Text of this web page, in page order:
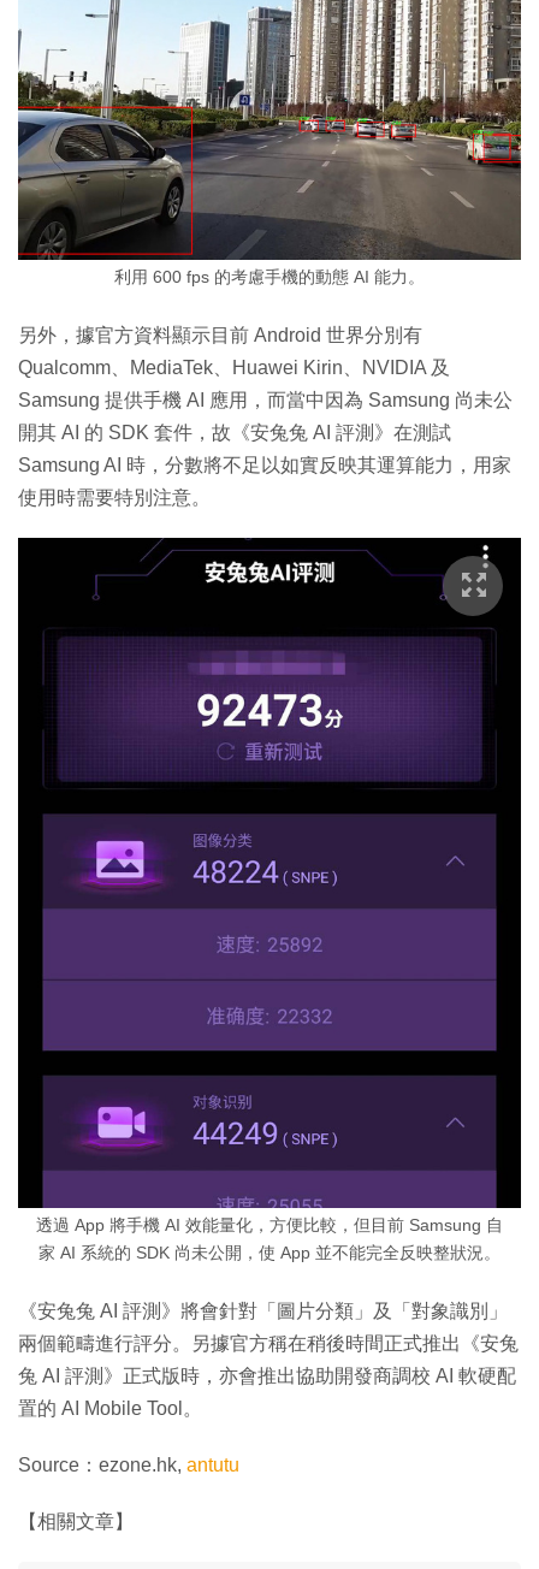
利用 600 fps 的考慮手機的動態 AI 能力。
另外，據官方資料顯示目前 Android 世界分別有
Qualcomm、MediaTek、Huawei Kirin、NVIDIA 及
Samsung 提供手機 AI 應用，而當中因為 Samsung 尚未公
開其 AI 的 SDK 套件，故《安兔兔 AI 評測》在測試
Samsung AI 時，分數將不足以如實反映其運算能力，用家
使用時需要特別注意。
透過 App 將手機 AI 效能量化，方便比較，但目前 Samsung 自
家 AI 系統的 SDK 尚未公開，使 App 並不能完全反映整狀況。
《安兔兔 AI 評測》將會針對「圖片分類」及「對象識別」
兩個範疇進行評分。另據官方稱在稍後時間正式推出《安兔
兔 AI 評測》正式版時，亦會推出協助開發商調校 AI 軟硬配
置的 AI Mobile Tool。
Source：ezone.hk, antutu
【相關文章】